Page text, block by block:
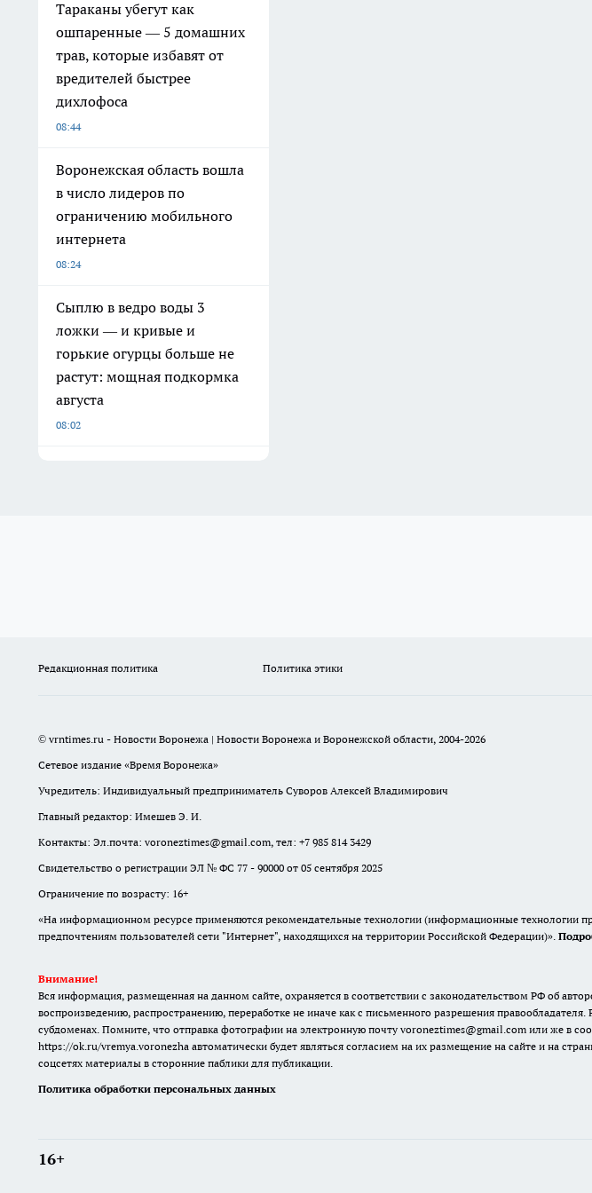
Тараканы убегут как
ошпаренные — 5 домашних
трав, которые избавят от
вредителей быстрее
дихлофоса
08:44
Воронежская область вошла
в число лидеров по
ограничению мобильного
интернета
08:24
Сыплю в ведро воды 3
ложки — и кривые и
горькие огурцы больше не
растут: мощная подкормка
августа
08:02
Редакционная политика Политика этики
© vrntimes.ru - Новости Воронежа | Новости Воронежа и Воронежской области, 2004-2026
Сетевое издание «Время Воронежа»
Учредитель: Индивидуальный предприниматель Суворов Алексей Владимирович
Главный редактор: Имешев Э. И.
Контакты: Эл.почта: voroneztimes@gmail.com, тел: +7 985 814 3429
Свидетельство о регистрации ЭЛ № ФС 77 - 90000 от 05 сентября 2025
Ограничение по возрасту: 16+
«На информационном ресурсе применяются рекомендательные технологии (информационные технологии
предпочтениям пользователей сети "Интернет", находящихся на территории Российской Федерации)».
Внимание!
Вся информация, размещенная на данном сайте, охраняется в соответствии с законодательством РФ об
воспроизведению, распространению, переработке не иначе как с письменного разрешения
субдоменах. Помните, что отправка фотографии на электронную почту voroneztimes@gmail.com или же в
https://ok.ru/vremya.voronezha автоматически будет являться согласием на их размещение на сайте и на
соцсетях материалы в сторонние паблики для публикации.
Политика обработки персональных данных
16+